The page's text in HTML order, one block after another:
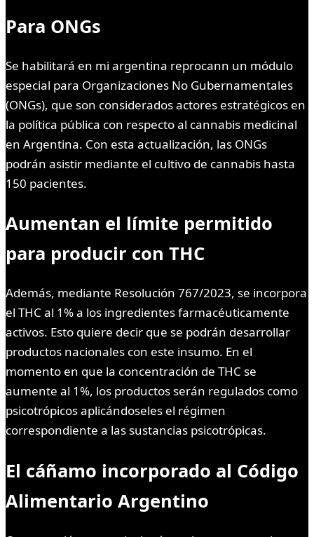
Para ONGs
Se habilitará en mi argentina reprocann un módulo
especial para Organizaciones No Gubernamentales
(ONGs), que son considerados actores estratégicos en
la política pública con respecto al cannabis medicinal
en Argentina. Con esta actualización, las ONGs
podrán asistir mediante el cultivo de cannabis hasta
150 pacientes.
Aumentan el límite permitido
para producir con THC
Además, mediante Resolución 767/2023, se incorpora
el THC al 1% a los ingredientes farmacéuticamente
activos. Esto quiere decir que se podrán desarrollar
productos nacionales con este insumo. En el
momento en que la concentración de THC se
aumente al 1%, los productos serán regulados como
psicotrópicos aplicándoseles el régimen
correspondiente a las sustancias psicotrópicas.
El cáñamo incorporado al Código
Alimentario Argentino